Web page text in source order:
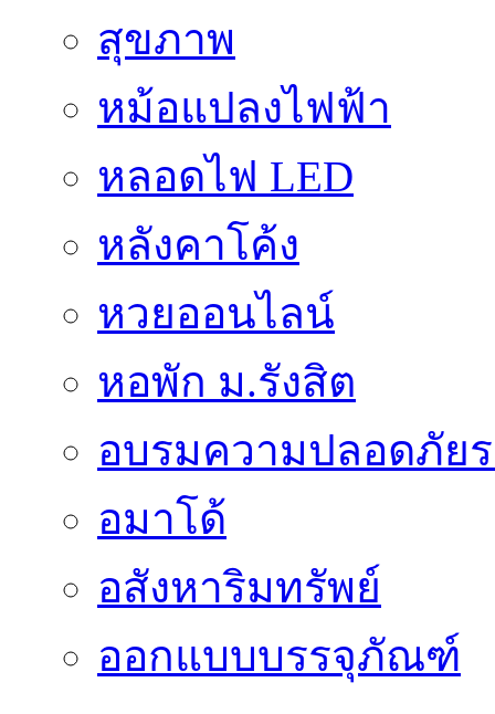
สุขภาพ
หม้อแปลงไฟฟ้า
หลอดไฟ LED
หลังคาโค้ง
หวยออนไลน์
หอพัก ม.รังสิต
อบรมความปลอดภัย
อมาโด้
อสังหาริมทรัพย์
ออกแบบบรรจุภัณฑ์